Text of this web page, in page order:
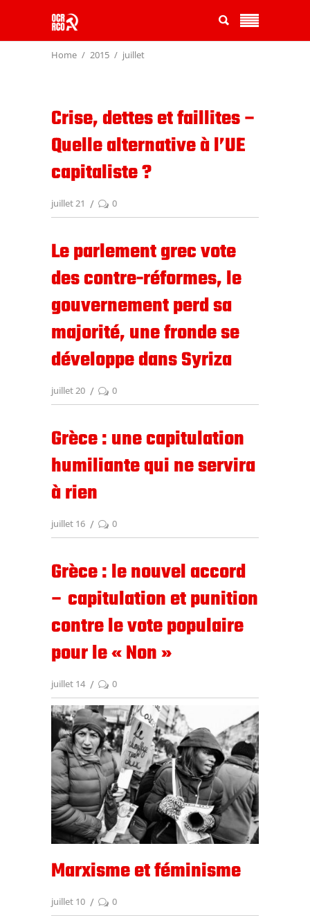
Home 2015 juillet
Crise, dettes et faillites –
Quelle alternative à l’UE
capitaliste ?
juillet 21 0
Le parlement grec vote
des contre-réformes, le
gouvernement perd sa
majorité, une fronde se
développe dans Syriza
juillet 20 0
Grèce : une capitulation
humiliante qui ne servira
à rien
juillet 16 0
Grèce : le nouvel accord
– capitulation et punition
contre le vote populaire
pour le « Non »
juillet 14 0
Marxisme et féminisme
juillet 10 0